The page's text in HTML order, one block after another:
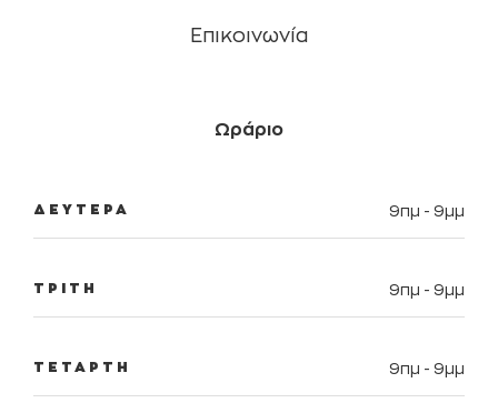
Eπικοινωνία
Ωράριο
ΔΕΥΤΕΡΑ 9πμ - 9μμ
ΤΡΙΤΗ 9πμ - 9μμ
ΤΕΤΑΡΤΗ 9πμ - 9μμ